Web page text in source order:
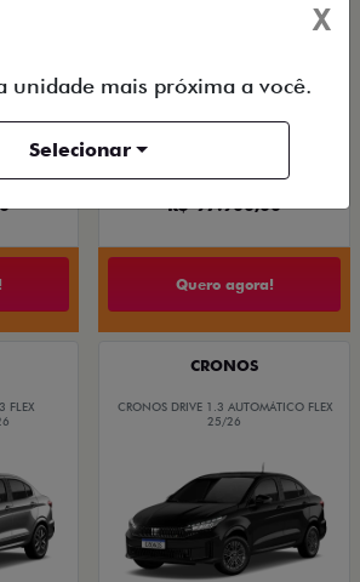
De: R$ 109.980,00
R$ 97.900,00
Quero agora!
FLEX
CRONOS
CRONOS DRIVE 1.3 AUTOMÁTICO FLEX
25/26
X
unidade mais próxima a você.
Selecionar